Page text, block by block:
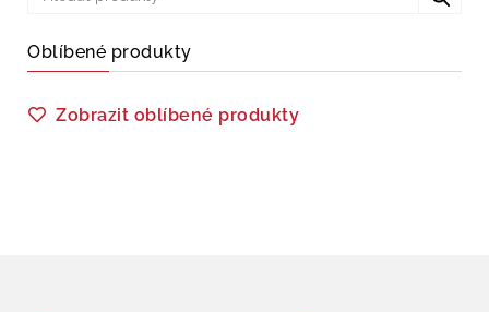
Oblíbené produkty
Zobrazit oblíbené produkty